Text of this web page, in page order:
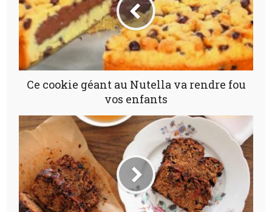
Ce cookie géant au Nutella va rendre fou
vos enfants